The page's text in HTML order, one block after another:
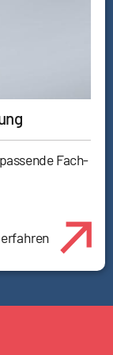
Fach-